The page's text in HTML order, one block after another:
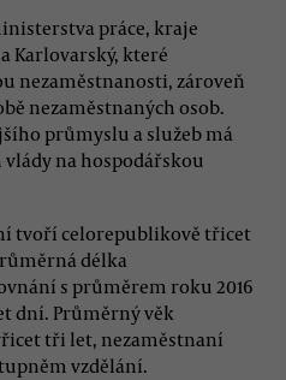
práce, kraje
Karlovarský, které
nezaměstnanosti, zároveň
nezaměstnaných osob.
průmyslu a služeb má
na hospodářskou
tvoří celorepublikově třicet
délka
s průměrem roku 2016
dní. Průměrný věk
tři let, nezaměstnaní
vzdělání.